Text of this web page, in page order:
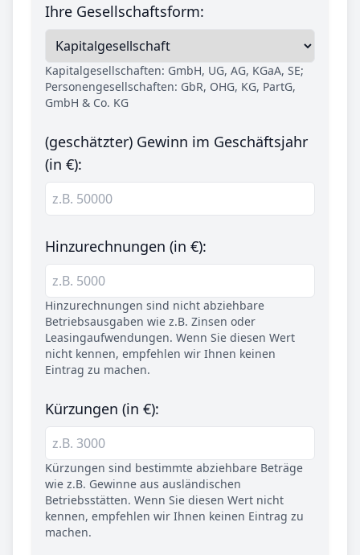
Ihre Gesellschaftsform:
Kapitalgesellschaften: GmbH, UG, AG, KGaA, SE;
Personengesellschaften: GbR, OHG, KG, PartG,
GmbH & Co. KG
(geschätzter) Gewinn im Geschäftsjahr
(in €):
Hinzurechnungen (in €):
Hinzurechnungen sind nicht abziehbare
Betriebsausgaben wie z.B. Zinsen oder
Leasingaufwendungen. Wenn Sie diesen Wert
nicht kennen, empfehlen wir Ihnen keinen
Eintrag zu machen.
Kürzungen (in €):
Kürzungen sind bestimmte abziehbare Beträge
wie z.B. Gewinne aus ausländischen
Betriebsstätten. Wenn Sie diesen Wert nicht
kennen, empfehlen wir Ihnen keinen Eintrag zu
machen.